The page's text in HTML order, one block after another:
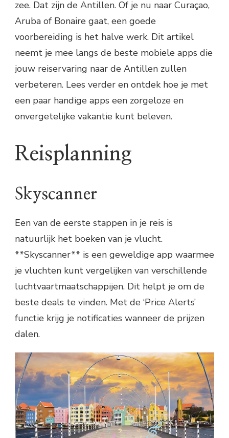
zee. Dat zijn de Antillen. Of je nu naar Curaçao,
Aruba of Bonaire gaat, een goede
voorbereiding is het halve werk. Dit artikel
neemt je mee langs de beste mobiele apps die
jouw reiservaring naar de Antillen zullen
verbeteren. Lees verder en ontdek hoe je met
een paar handige apps een zorgeloze en
onvergetelijke vakantie kunt beleven.
Reisplanning
Skyscanner
Een van de eerste stappen in je reis is
natuurlijk het boeken van je vlucht.
**Skyscanner** is een geweldige app waarmee
je vluchten kunt vergelijken van verschillende
luchtvaartmaatschappijen. Dit helpt je om de
beste deals te vinden. Met de ‘Price Alerts’
functie krijg je notificaties wanneer de prijzen
dalen.